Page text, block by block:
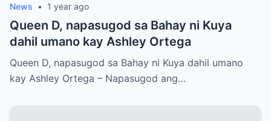
News • 1 year ago
Queen D, napasugod sa Bahay ni Kuya
dahil umano kay Ashley Ortega
Queen D, napasugod sa Bahay ni Kuya dahil umano
kay Ashley Ortega – Napasugod ang…